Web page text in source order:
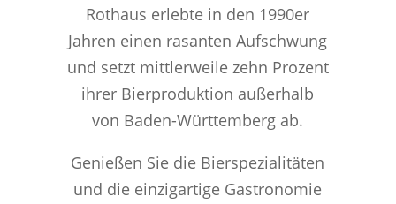
Rothaus erlebte in den 1990er
Jahren einen rasanten Aufschwung
und setzt mittlerweile zehn Prozent
ihrer Bierproduktion außerhalb
von Baden-Württemberg ab.
Genießen Sie die Bierspezialitäten
und die einzigartige Gastronomie